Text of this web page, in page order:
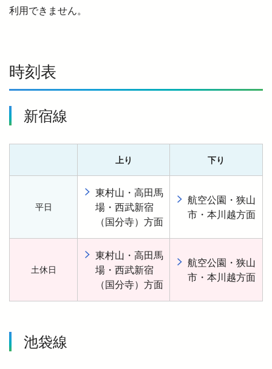
利用できません。
時刻表
新宿線
上り 下り
平日
東村山・高田馬
場・西武新宿
（国分寺）方面
航空公園・狭山
市・本川越方面
土休日
東村山・高田馬
場・西武新宿
（国分寺）方面
航空公園・狭山
市・本川越方面
池袋線